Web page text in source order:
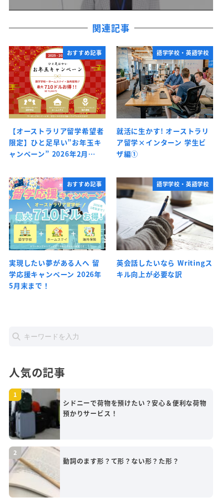
関連記事
おすすめ記事
【オーストラリア留学希望者
限定】ひと足早い”お年玉キ
ャンペーン” 2026年2月…
語学学校・英語学校
就活に生かす! オーストラリ
ア留学×インターン 学生ビ
ザ編①
おすすめ記事
実現したい夢がある人へ 留
学応援キャンペーン 2026年
5月末まで！
語学学校・英語学校
英会話したいなら Writingス
キル向上が必要な訳
人気の記事
シドニーで荷物を預けたい？安心＆便利な荷物
預かりサービス！
動詞のます形？て形？ない形？た形？